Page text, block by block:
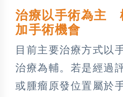
治療以手術為主
加手術機會
目前主要治療方式以
治療為輔。若是經過
或腫瘤原發位置屬於